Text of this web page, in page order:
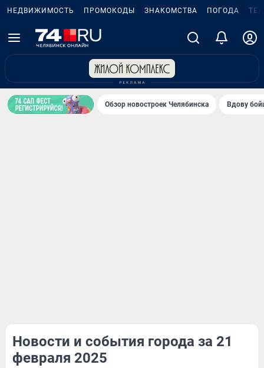
НЕДВИЖИМОСТЬ ПРОМОКОДЫ ЗНАКОМСТВА ПОГОДА
Обзор новостроек Челябинска Вдову
Новости и события города за 21
февраля 2025